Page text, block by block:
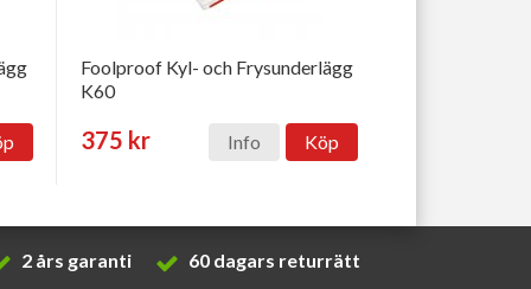
Foolproof Kyl- och Frysunderlägg
K60
375 kr Info Köp
2 års garanti 60 dagars returrätt